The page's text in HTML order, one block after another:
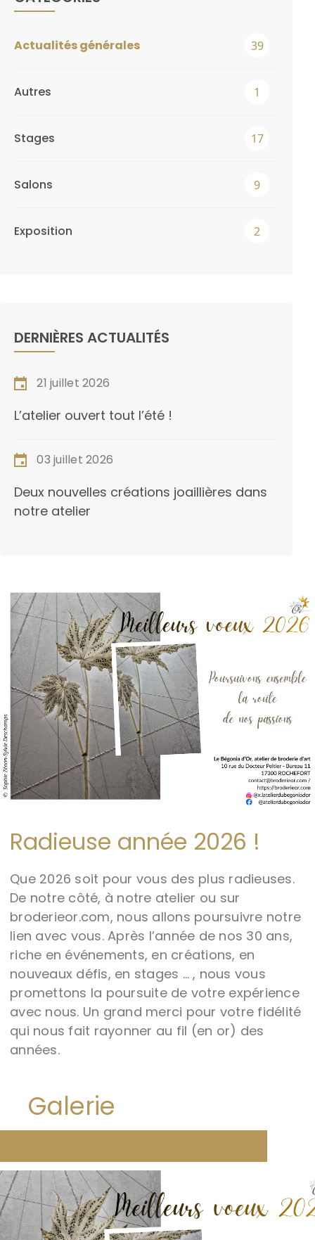
Actualités générales 39
Autres 1
Stages 17
Salons 9
Exposition 2
DERNIÈRES ACTUALITÉS
21 juillet 2026
L’atelier ouvert tout l’été !
03 juillet 2026
Deux nouvelles créations joaillières dans
notre atelier
Radieuse année 2026 !
Que 2026 soit pour vous des plus radieuses.
De notre côté, à notre atelier ou sur
broderieor.com, nous allons poursuivre notre
lien avec vous. Après l’année de nos 30 ans,
riche en événements, en créations, en
nouveaux défis, en stages … , nous vous
promettons la poursuite de votre expérience
avec nous. Un grand merci pour votre fidélité
qui nous fait rayonner au fil (en or) des
années.
Galerie